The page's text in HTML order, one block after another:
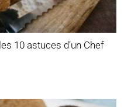
10 astuces d’un Chef